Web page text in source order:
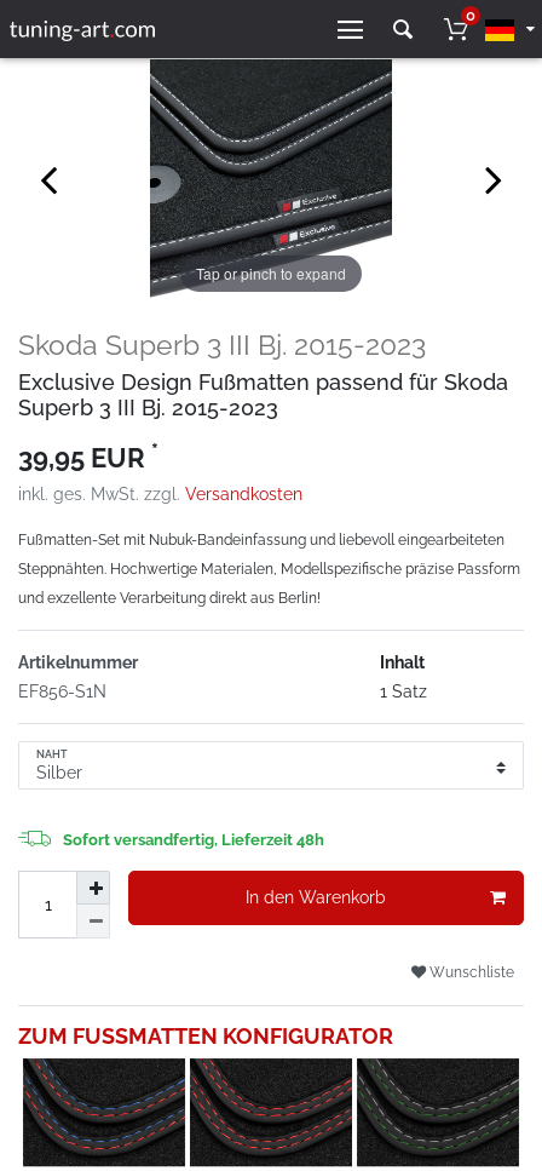
0
Tap or pinch to expand
Skoda Superb 3 III Bj. 2015-2023
Exclusive Design Fußmatten passend für Skoda
Superb 3 III Bj. 2015-2023
39,95 EUR *
inkl. ges. MwSt. zzgl. Versandkosten
Fußmatten-Set mit Nubuk-Bandeinfassung und liebevoll eingearbeiteten
Steppnähten. Hochwertige Materialen, Modellspezifische präzise Passform
und exzellente Verarbeitung direkt aus Berlin!
Artikelnummer
EF856-S1N
Inhalt
1 Satz
NAHT
Sofort versandfertig, Lieferzeit 48h
In den Warenkorb
Wunschliste
ZUM FUSSMATTEN KONFIGURATOR